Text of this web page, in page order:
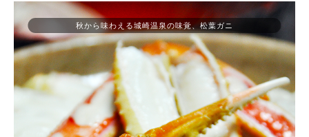
秋から味わえる城崎温泉の味覚、松葉ガニ